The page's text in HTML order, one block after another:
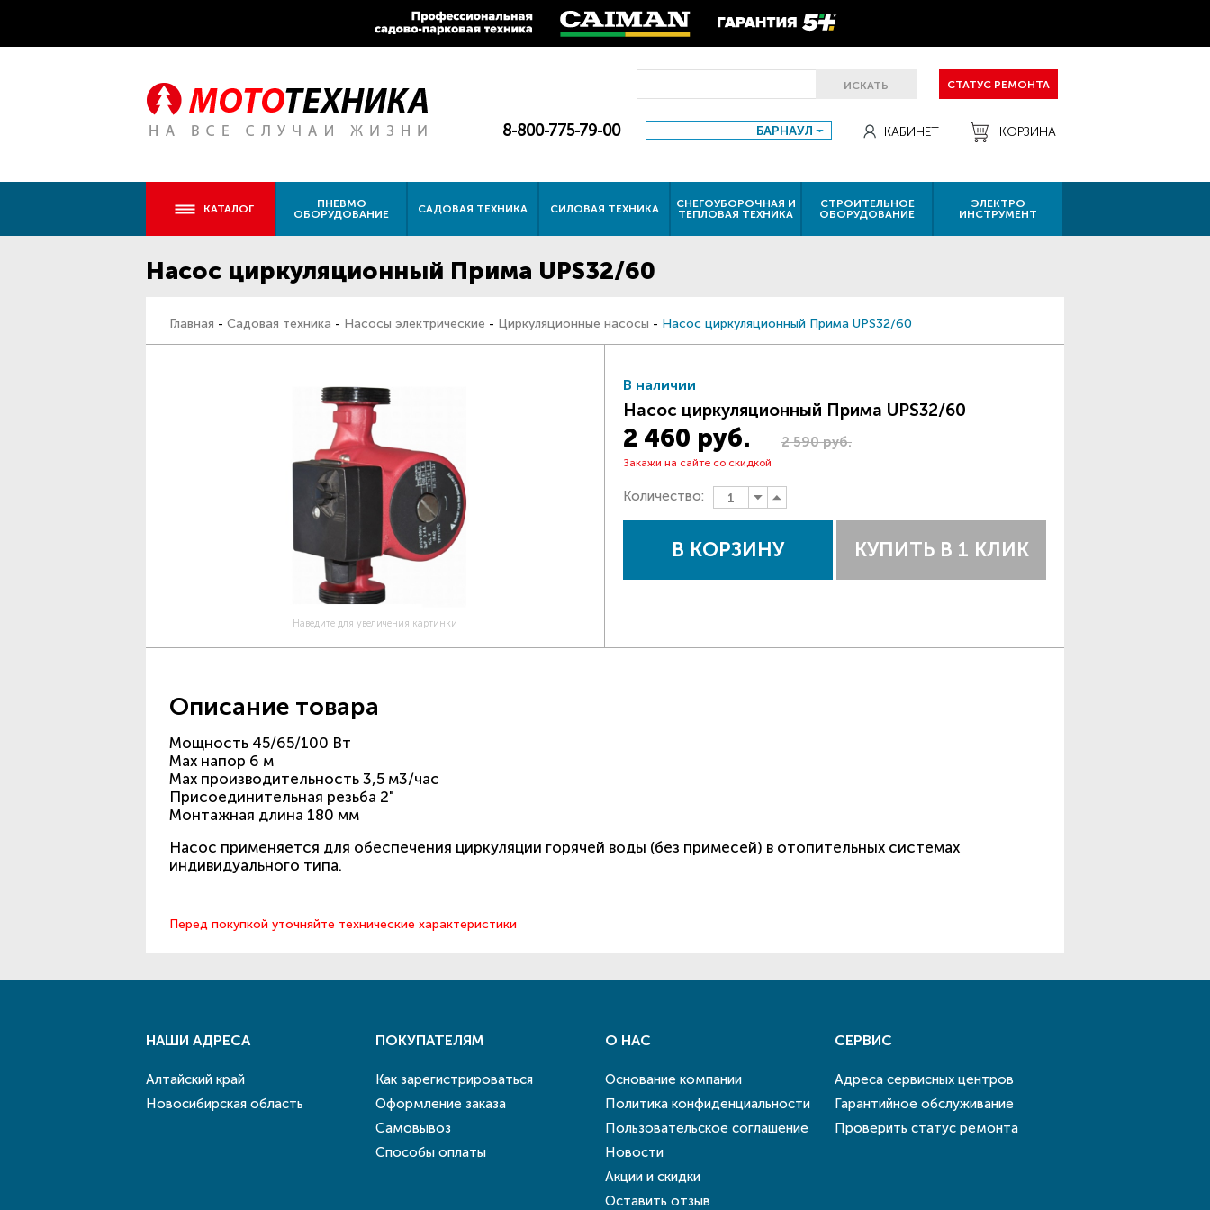
ИСКАТЬ СТАТУС РЕМОНТА
8-800-775-79-00 БАРНАУЛ КАБИНЕТ КОРЗИНА
КАТАЛОГ
ПНЕВМО
ОБОРУДОВАНИЕ
САДОВАЯ ТЕХНИКА СИЛОВАЯ ТЕХНИКА
СНЕГОУБОРОЧНАЯ И
ТЕПЛОВАЯ ТЕХНИКА
СТРОИТЕЛЬНОЕ
ОБОРУДОВАНИЕ
ЭЛЕКТРО
ИНСТРУМЕНТ
Насос циркуляционный Прима UPS32/60
Главная - Садовая техника - Насосы электрические - Циркуляционные насосы - Насос циркуляционный Прима UPS32/60
Наведите для увеличения картинки
В наличии
Насос циркуляционный Прима UPS32/60
2 460 руб. 2 590 руб.
Закажи на сайте со скидкой
Количество:
В КОРЗИНУ КУПИТЬ В 1 КЛИК
Описание товара
Мощность 45/65/100 Вт
Max напор 6 м
Max производительность 3,5 м3/час
Присоединительная резьба 2"
Монтажная длина 180 мм
Насос применяется для обеспечения циркуляции горячей воды (без примесей) в отопительных системах
индивидуального типа.
Перед покупкой уточняйте технические характеристики
НАШИ АДРЕСА
Алтайский край
Новосибирская область
ПОКУПАТЕЛЯМ
Как зарегистрироваться
Оформление заказа
Самовывоз
Способы оплаты
О НАС
Основание компании
Политика конфиденциальности
Пользовательское соглашение
Новости
Акции и скидки
Оставить отзыв
СЕРВИС
Адреса сервисных центров
Гарантийное обслуживание
Проверить статус ремонта